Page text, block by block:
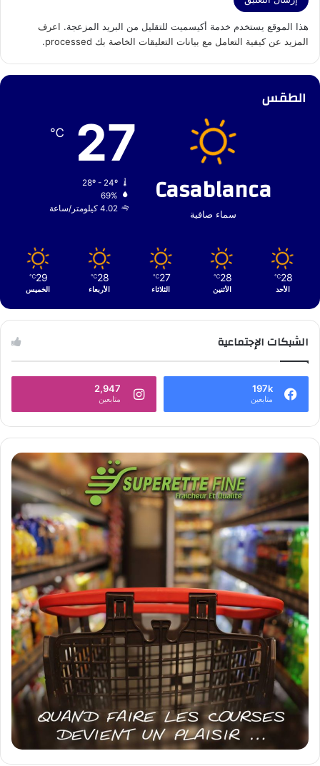
هذا الموقع يستخدم خدمة أكيسميت للتقليل من البريد المزعجة. اعرف
المزيد عن كيفية التعامل مع بيانات التعليقات الخاصة بك processed
.
الطقس
Casablanca
سماء صافية
27
℃
28º - 24º
69%
4.02 كيلومتر/ساعة
28
℃
الأحد
28
℃
الأثنين
27
℃
الثلاثاء
28
℃
الأربعاء
29
℃
الخميس
الشبكات الإجتماعية
197k
متابعين
2,947
متابعين